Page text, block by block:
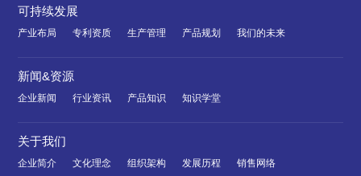
可持续发展
产业布局 专利资质 生产管理 产品规划 我们的未来
新闻&资源
企业新闻 行业资讯 产品知识 知识学堂
关于我们
企业简介 文化理念 组织架构 发展历程
销售网络